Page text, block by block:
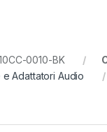
0010-BK
Adattatori Audio